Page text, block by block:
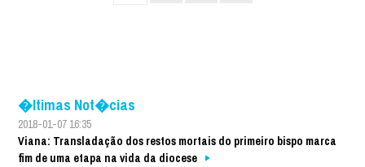
�ltimas Not�cias
2018-01-07 16:35
Viana: Transladação dos restos mortais do primeiro bispo marca
fim de uma etapa na vida da diocese